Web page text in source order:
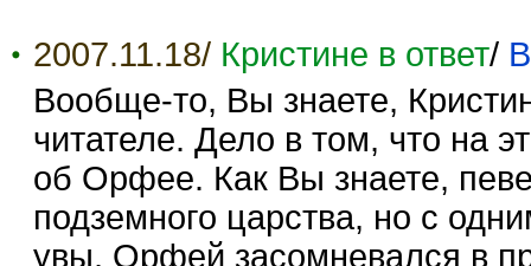
2007.11.18/ Кристине в ответ/
Вообще-то, Вы знаете,
читателе. Дело в том, что на
об Орфее. Как Вы знаете,
подземного царства, но с
увы, Орфей засомневался в